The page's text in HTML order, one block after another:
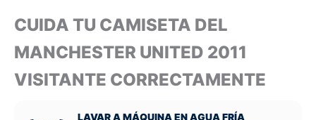
CUIDA TU CAMISETA DEL
MANCHESTER UNITED 2011
VISITANTE CORRECTAMENTE
LAVAR A MÁQUINA EN AGUA FRÍA